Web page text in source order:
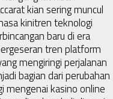
kian sering muncul
kinitren teknologi
baru di era
tren platform
mengiringi perjalanan
bagian dari perubahan
mengenai kasino online